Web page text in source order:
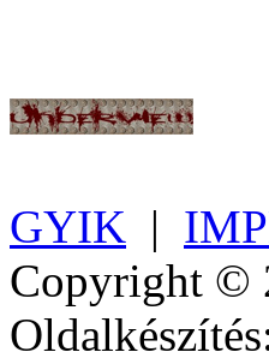
GYIK |
Copyright ©